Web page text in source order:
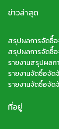
ข่าวล่าสุด
สรุปผลการจัดซืื้อ
สรุปผลการจัดซืื้อ
รายงานสรุปผลก
รายงานจัดซื้อจัด
รายงานจัดซื้อจัด
ที่อยู่